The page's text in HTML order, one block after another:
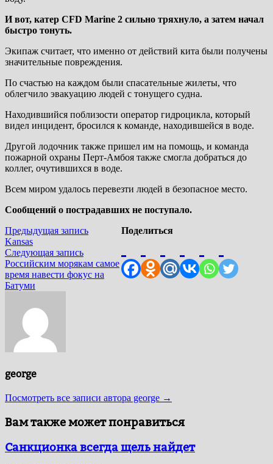
И вот, катер CFD Marine 2 сильно тряхнуло, а затем начал
быстро тонуть.
Экипаж считает, что именно от действий кита были получены
значительные повреждения.
По счастью на каждом были спасательные жилеты, что
облегчило эвакуацию людей с тонущего судна.
Находившийся поблизости оператор гидроцикла, который
видел инцидент, бросился к команде, находившейся в воде.
Другой лодочник также пришел им на помощь, и команда
пожарной охраны Перт-Амбоя также смогла добраться до
коллег, очутившихся в воде.
Всем миром удалось перевезти людей в безопасное место.
Сообщений о пострадавших не поступало.
Поделиться
Навигация
по
записям
Предыдущая записьПредыдущая
Kansas
Следующая записьСледующая
запись:
Российским морякам самое
время навести фокус на
Батуми
george
Посмотреть все записи автора george →
Вам также может понравиться
Санкционка всегда щель найдет